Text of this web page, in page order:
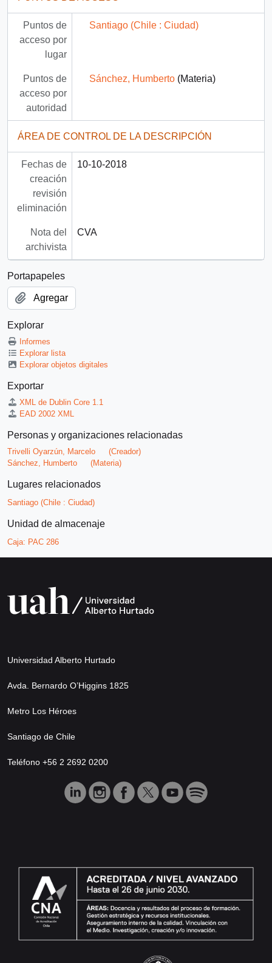
Puntos de
acceso por
lugar
Santiago (Chile : Ciudad)
Puntos de
acceso por
autoridad
Sánchez, Humberto(Materia)
ÁREA DE CONTROL DE LA DESCRIPCIÓN
Fechas de
creación
revisión
eliminación
10-10-2018
Nota del
archivista
CVA
Portapapeles
Agregar
Explorar
Informes
Explorar lista
Explorar objetos digitales
Exportar
XML de Dublin Core 1.1
EAD 2002 XML
Personas y organizaciones relacionadas
Trivelli Oyarzún, Marcelo
(Creador)
Sánchez, Humberto
(Materia)
Lugares relacionados
Santiago (Chile : Ciudad)
Unidad de almacenaje
Caja: PAC 286
Universidad Alberto Hurtado
Avda. Bernardo O’Higgins 1825
Metro Los Héroes
Santiago de Chile
Teléfono +56 2 2692 0200